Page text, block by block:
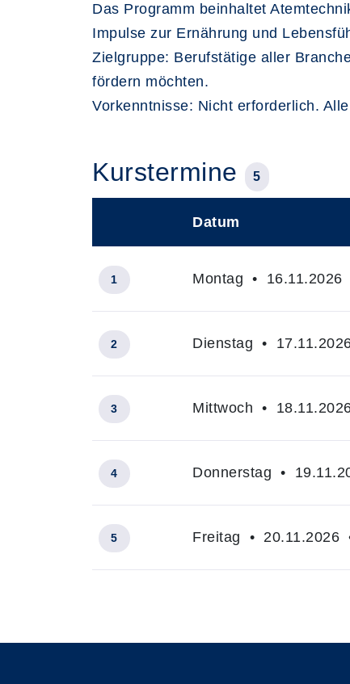
Das Programm beinhaltet
Impulse zur Ernährung und
Zielgruppe: Berufstätige aller
fördern möchten.
Vorkenntnisse: Nicht erforderlich.
Kurstermine 5
Datum
1 Montag • 16.11.2026
2 Dienstag •
3 Mittwoch •
4 Donnerstag •
5 Freitag • 20.11.2026